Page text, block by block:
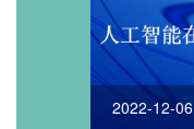
2022-12-06